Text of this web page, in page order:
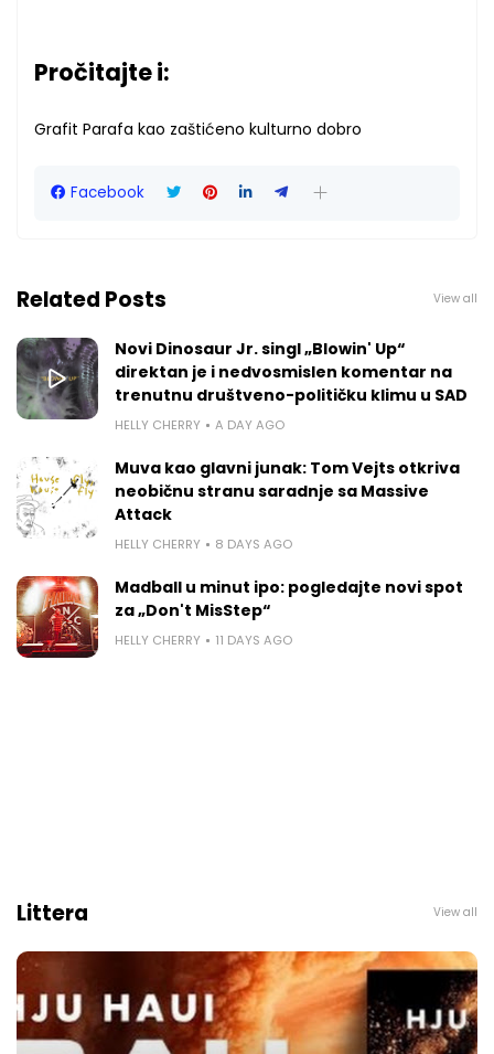
Pročitajte i:
Grafit Parafa kao zaštićeno kulturno dobro
Facebook
Related Posts View all
Novi Dinosaur Jr. singl „Blowin' Up“
direktan je i nedvosmislen komentar na
trenutnu društveno-političku klimu u SAD
HELLY CHERRY A DAY AGO
Muva kao glavni junak: Tom Vejts otkriva
neobičnu stranu saradnje sa Massive
Attack
HELLY CHERRY 8 DAYS AGO
Madball u minut ipo: pogledajte novi spot
za „Don't MisStep“
HELLY CHERRY 11 DAYS AGO
Littera View all